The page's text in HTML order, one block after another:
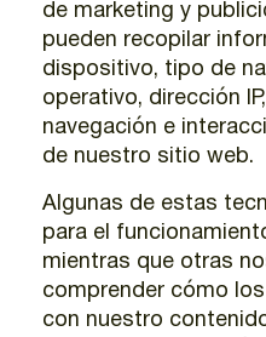
de marketing y
pueden recopilar
dispositivo, tipo de
operativo, dirección
navegación e
de nuestro sitio web.
Algunas de estas
para el
mientras que otras
comprender cómo
con nuestro